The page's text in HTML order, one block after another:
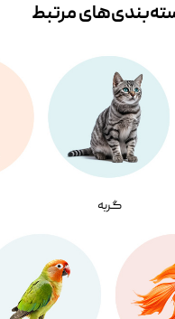
گربه
مرتبط